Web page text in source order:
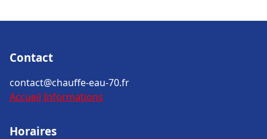
Contact
contact@chauffe-eau-70.fr
Accueil Informations
Horaires